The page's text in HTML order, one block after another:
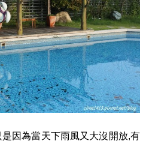
因為當天下雨風又大沒開放,有